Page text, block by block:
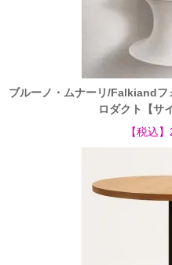
ブルーノ・ムナーリ/Falkiandフ
ロダクト【サ
【税込